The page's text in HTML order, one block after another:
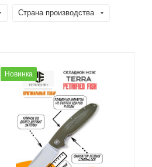
Страна производства
Новинка